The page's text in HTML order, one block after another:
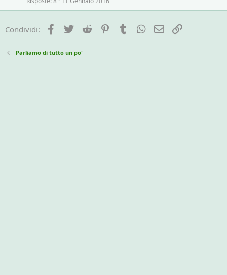
Condividi: Facebook
Twitter Reddit PinterestTumblrWhatsApp
e-mail
Parliamo di tutto un po'